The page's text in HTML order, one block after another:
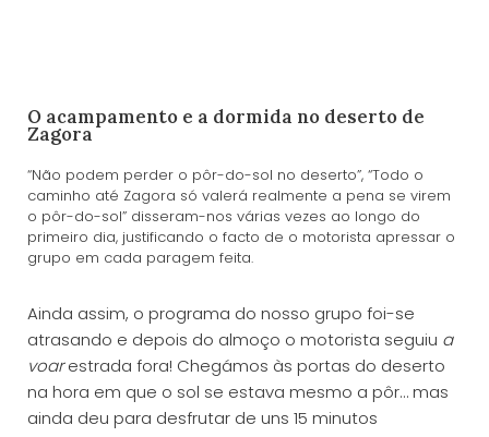
O acampamento e a dormida no deserto de
Zagora
“Não podem perder o pôr-do-sol no deserto”, “Todo o
caminho até Zagora só valerá realmente a pena se virem
o pôr-do-sol” disseram-nos várias vezes ao longo do
primeiro dia, justificando o facto de o motorista apressar o
grupo em cada paragem feita.
Ainda assim, o programa do nosso grupo foi-se
atrasando e depois do almoço o motorista seguiu a
voarestrada fora! Chegámos às portas do deserto
na hora em que o sol se estava mesmo a pôr… mas
ainda deu para desfrutar de uns 15 minutos